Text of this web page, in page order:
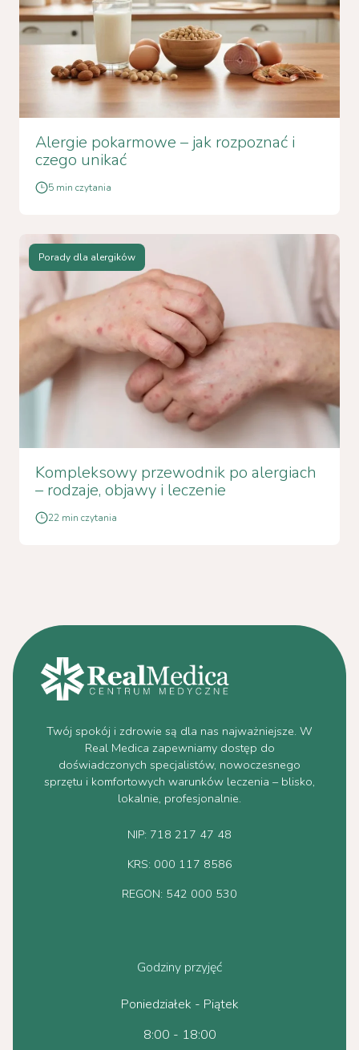
Alergie pokarmowe – jak rozpoznać i
czego unikać
5 min czytania
Porady dla alergików
Kompleksowy przewodnik po alergiach
– rodzaje, objawy i leczenie
22 min czytania
Twój spokój i zdrowie są dla nas najważniejsze. W
Real Medica zapewniamy dostęp do
doświadczonych specjalistów, nowoczesnego
sprzętu i komfortowych warunków leczenia – blisko,
lokalnie, profesjonalnie.
NIP: 718 217 47 48
KRS: 000 117 8586
REGON: 542 000 530
Godziny przyjęć
Poniedziałek - Piątek
8:00 - 18:00